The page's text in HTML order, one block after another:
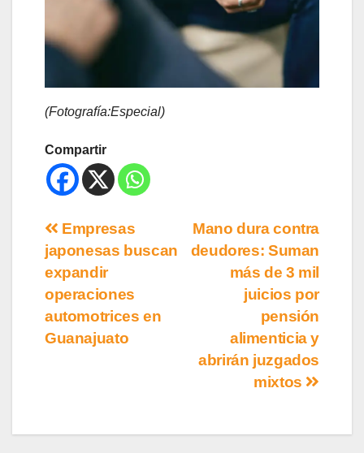
(Fotografía:Especial)
Compartir
Mano dura contra
deudores: Suman
más de 3 mil
juicios por
pensión
alimenticia y
abrirán juzgados
mixtos
Empresas
japonesas buscan
expandir
operaciones
automotrices en
Guanajuato